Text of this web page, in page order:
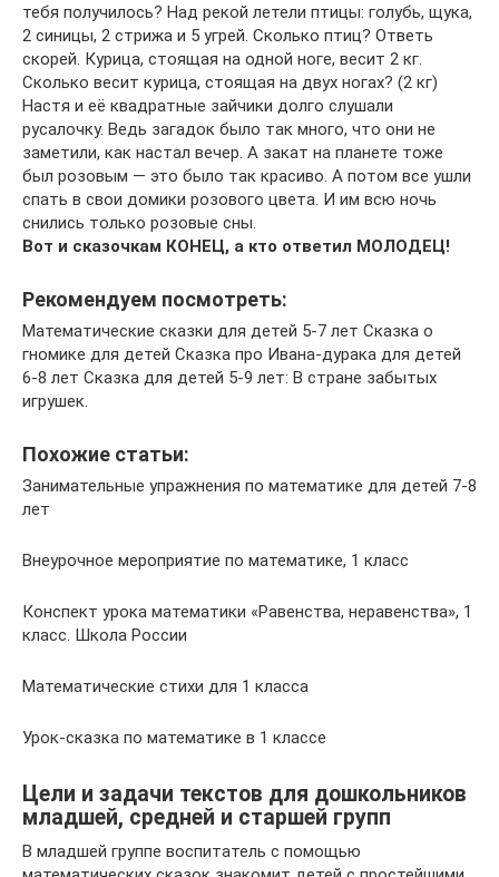
тебя получилось? Над рекой летели птицы: голубь, щука,
2 синицы, 2 стрижа и 5 угрей. Сколько птиц? Ответь
скорей. Курица, стоящая на одной ноге, весит 2 кг.
Сколько весит курица, стоящая на двух ногах? (2 кг)
Настя и её квадратные зайчики долго слушали
русалочку. Ведь загадок было так много, что они не
заметили, как настал вечер. А закат на планете тоже
был розовым — это было так красиво. А потом все ушли
спать в свои домики розового цвета. И им всю ночь
снились только розовые сны.
Вот и сказочкам КОНЕЦ, а кто ответил МОЛОДЕЦ!
Рекомендуем посмотреть:
Математические сказки для детей 5-7 лет Сказка о
гномике для детей Сказка про Ивана-дурака для детей
6-8 лет Сказка для детей 5-9 лет: В стране забытых
игрушек.
Похожие статьи:
Занимательные упражнения по математике для детей 7-8
лет
Внеурочное мероприятие по математике, 1 класс
Конспект урока математики «Равенства, неравенства», 1
класс. Школа России
Математические стихи для 1 класса
Урок-сказка по математике в 1 классе
Цели и задачи текстов для дошкольников
младшей, средней и старшей групп
В младшей группе воспитатель с помощью